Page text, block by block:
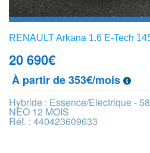
RENAULT Arkana 1.6 E-Tech
20 690€
À partir de 353€/mois
Hybride : Essence/Electrique -
NEO 12 MOIS
Réf. : 440423609633